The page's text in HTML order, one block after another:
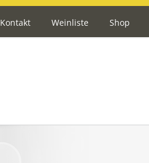
Kontakt Weinliste Shop